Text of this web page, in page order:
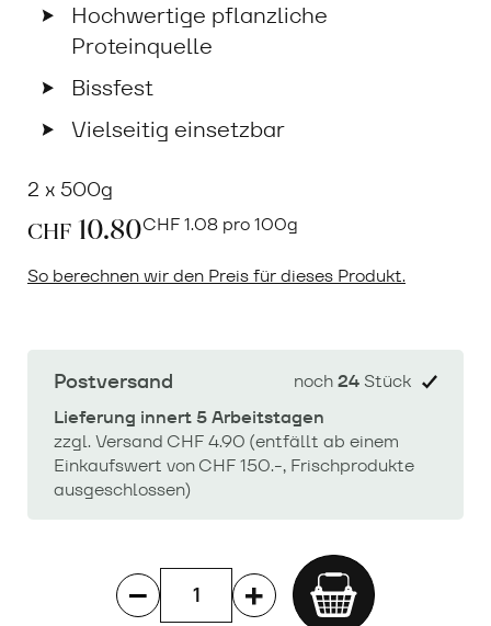
Hochwertige pflanzliche
Proteinquelle
Bissfest
Vielseitig einsetzbar
2 x 500g
CHF 10.80CHF1.08 pro 100g
So berechnen wir den Preis für dieses Produkt.
Postversand
Lieferung innert 5 Arbeitstagen
zzgl. Versand CHF 4.90 (entfällt ab einem
Einkaufswert von CHF 150.-, Frischprodukte
ausgeschlossen)
noch24Stück